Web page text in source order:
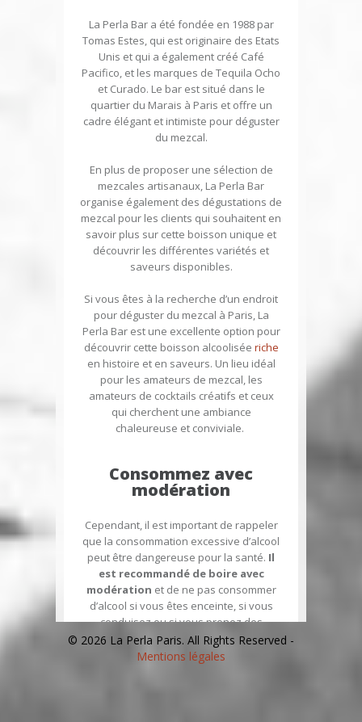
La Perla Bar a été fondée en 1988 par
Tomas Estes, qui est originaire des Etats
Unis et qui a également créé Café
Pacifico, et les marques de Tequila Ocho
et Curado. Le bar est situé dans le
quartier du Marais à Paris et offre un
cadre élégant et intimiste pour déguster
du mezcal.
En plus de proposer une sélection de
mezcales artisanaux, La Perla Bar
organise également des dégustations de
mezcal pour les clients qui souhaitent en
savoir plus sur cette boisson unique et
découvrir les différentes variétés et
saveurs disponibles.
Si vous êtes à la recherche d’un endroit
pour déguster du mezcal à Paris, La
Perla Bar est une excellente option pour
découvrir cette boisson alcoolisée riche
en histoire et en saveurs. Un lieu idéal
pour les amateurs de mezcal, les
amateurs de cocktails créatifs et ceux
qui cherchent une ambiance
chaleureuse et conviviale.
Consommez avec
modération
Cependant, il est important de rappeler
que la consommation excessive d’alcool
peut être dangereuse pour la santé. Il
est recommandé de boire avec
modération et de ne pas consommer
d’alcool si vous êtes enceinte si vous
conduisezousi vous prenez des
médicaments qui peuvent interagir avec
l’alcool.
© 2026 La Perla Paris. All Rights Reserved -
Mentions légales